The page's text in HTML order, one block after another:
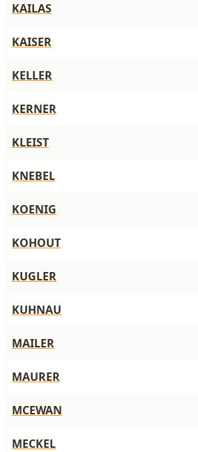
KAILAS
KAISER
KELLER
KERNER
KLEIST
KNEBEL
KOENIG
KOHOUT
KUGLER
KUHNAU
MAILER
MAURER
MCEWAN
MECKEL